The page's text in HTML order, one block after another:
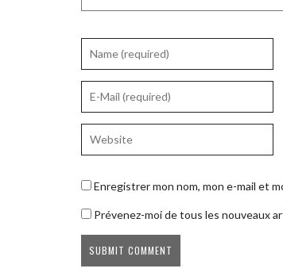
Enregistrer mon nom, mon e-mail et
Prévenez-moi de tous les nouveaux